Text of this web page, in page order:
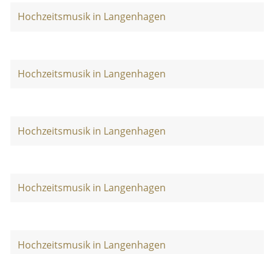
Hochzeitsmusik in Langenhagen
Hochzeitsmusik in Langenhagen
Hochzeitsmusik in Langenhagen
Hochzeitsmusik in Langenhagen
Hochzeitsmusik in Langenhagen